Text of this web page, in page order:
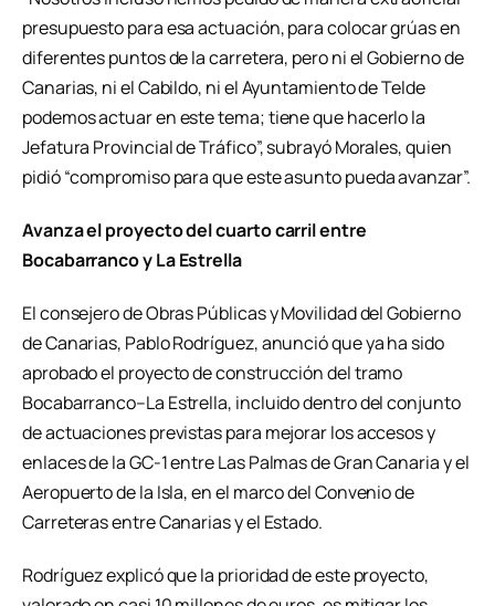
presupuesto para esa actuación, para colocar grúas en
diferentes puntos de la carretera, pero ni el Gobierno de
Canarias, ni el Cabildo, ni el Ayuntamiento de Telde
podemos actuar en este tema; tiene que hacerlo la
Jefatura Provincial de Tráfico”, subrayó Morales, quien
pidió “compromiso para que este asunto pueda avanzar”.
Avanza el proyecto del cuarto carril entre
Bocabarranco y La Estrella
El consejero de Obras Públicas y Movilidad del Gobierno
de Canarias, Pablo Rodríguez, anunció que ya ha sido
aprobado el proyecto de construcción del tramo
Bocabarranco–La Estrella, incluido dentro del conjunto
de actuaciones previstas para mejorar los accesos y
enlaces de la GC-1 entre Las Palmas de Gran Canaria y el
Aeropuerto de la Isla, en el marco del Convenio de
Carreteras entre Canarias y el Estado.
Rodríguez explicó que la prioridad de este proyecto,